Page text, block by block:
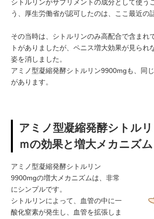
シトルリンがサプリメントの成分として使う
う、厚生労働省が認可したのは、ここ最近の
その当時は、シトルリンのみ高配合で含まれ
トがありましたが、ペニス増大効果が見られ
姿を消しました。
アミノ型凝縮発酵シトルリン9900mgも、同
があります。
アミノ型凝縮発酵シトル
ｍの効果と増大メカニズム
アミノ型凝縮発酵シトルリン
9900mgの増大メカニズムは、非常
にシンプルです。
シトルリンによって、血管の中に一
酸化窒素が発生し、血管を拡張しま